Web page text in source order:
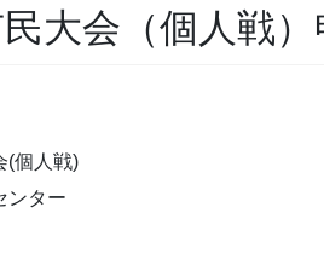
大会（個人戦
(個人戦)
ンター